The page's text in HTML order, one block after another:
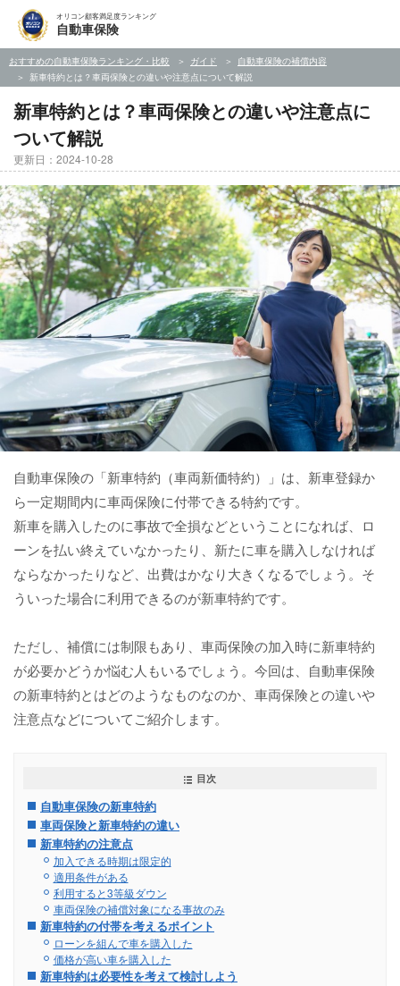
オリコン顧客満足度ランキング
自動車保険
おすすめの自動車保険ランキング・比較 ガイド
自動車保険の補償内容
新車特約とは？車両保険との違いや注意点について解説
新車特約とは？車両保険との違いや注意点に
ついて解説
更新日：2024-10-28
自動車保険の「新車特約（車両新価特約）」は、新車登録か
ら一定期間内に車両保険に付帯できる特約です。
新車を購入したのに事故で全損などということになれば、ロ
ーンを払い終えていなかったり、新たに車を購入しなければ
ならなかったりなど、出費はかなり大きくなるでしょう。そ
ういった場合に利用できるのが新車特約です。
ただし、補償には制限もあり、車両保険の加入時に新車特約
が必要かどうか悩む人もいるでしょう。今回は、自動車保険
の新車特約とはどのようなものなのか、車両保険との違いや
注意点などについてご紹介します。
目次
自動車保険の新車特約
車両保険と新車特約の違い
新車特約の注意点
加入できる時期は限定的
適用条件がある
利用すると3等級ダウン
車両保険の補償対象になる事故のみ
新車特約の付帯を考えるポイント
ローンを組んで車を購入した
価格が高い車を購入した
新車特約は必要性を考えて検討しよう